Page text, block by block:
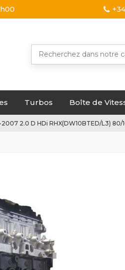
Turbos Boîte de
2.0 D HDi RHX(DW10BTED/L3) 80/